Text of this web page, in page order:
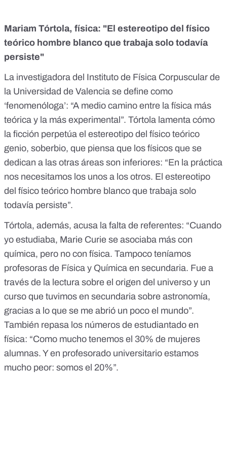
Mariam Tórtola, física: "El estereotipo del físico
teórico hombre blanco que trabaja solo todavía
persiste"
La investigadora del Instituto de Física Corpuscular de
la Universidad de Valencia se define como
‘fenomenóloga’: “A medio camino entre la física más
teórica y la más experimental”. Tórtola lamenta cómo
la ficción perpetúa el estereotipo del físico teórico
genio, soberbio, que piensa que los físicos que se
dedican a las otras áreas son inferiores: “En la práctica
nos necesitamos los unos a los otros. El estereotipo
del físico teórico hombre blanco que trabaja solo
todavía persiste”.
Tórtola, además, acusa la falta de referentes: “Cuando
yo estudiaba, Marie Curie se asociaba más con
química, pero no con física. Tampoco teníamos
profesoras de Física y Química en secundaria. Fue a
través de la lectura sobre el origen del universo y un
curso que tuvimos en secundaria sobre astronomía,
gracias a lo que se me abrió un poco el mundo”.
También repasa los números de estudiantado en
física: “Como mucho tenemos el 30% de mujeres
alumnas. Y en profesorado universitario estamos
mucho peor: somos el 20%”.